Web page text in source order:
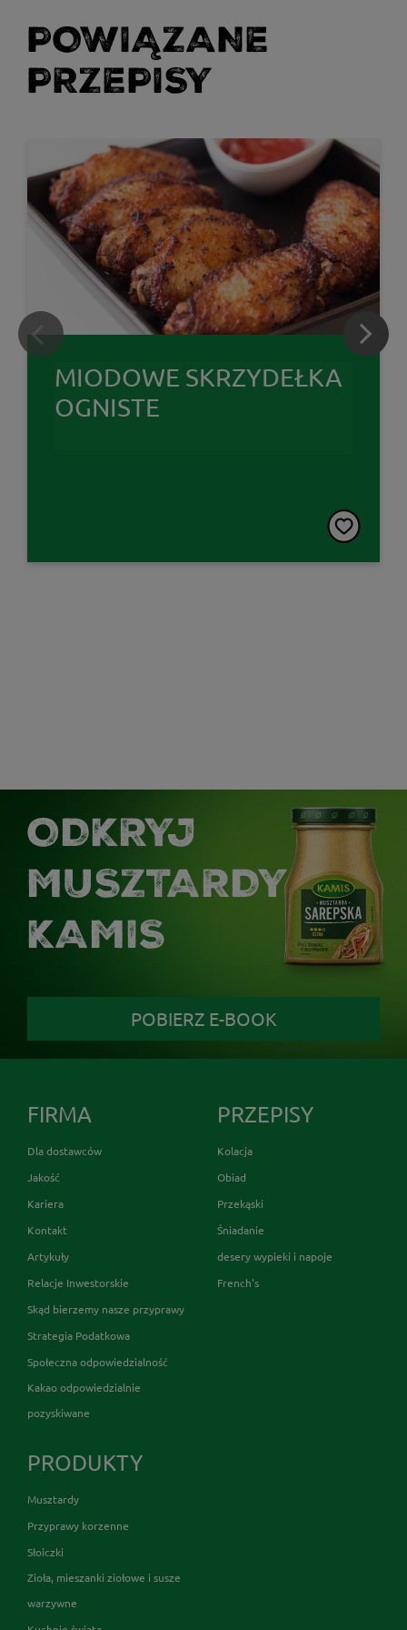
POWIĄZANE
PRZEPISY
MIODOWE SKRZYDEŁKA
OGNISTE
ODKRYJ
MUSZTARDY
KAMIS
POBIERZ E-BOOK
FIRMA
Dla dostawców
Jakość
Kariera
Kontakt
Artykuły
Relacje Inwestorskie
Skąd bierzemy nasze przyprawy
Strategia Podatkowa
Społeczna odpowiedzialność
Kakao odpowiedzialnie
pozyskiwane
PRZEPISY
Kolacja
Obiad
Przekąski
Śniadanie
desery wypieki i napoje
French's
PRODUKTY
Musztardy
Przyprawy korzenne
Słoiczki
Zioła, mieszanki ziołowe i susze
warzywne